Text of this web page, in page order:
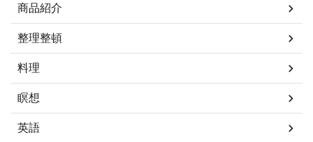
商品紹介
整理整頓
料理
瞑想
英語